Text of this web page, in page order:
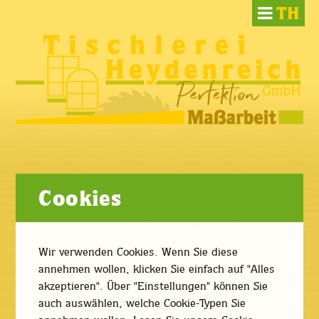
Aktuelles / Jobs
Derzeit bieten wir zwei freie
Arbeitsstellen in unserem Betrieb
Wir danken für Ihr Interesse, unser
Cookies
Wir verwenden Cookies. Wenn Sie diese
annehmen wollen, klicken Sie einfach auf "Alles
akzeptieren". Über "Einstellungen" können Sie
auch auswählen, welche Cookie-Typen Sie